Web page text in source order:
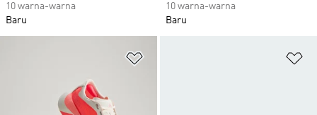
10 warna-warna
Baru
10 warna-warna
Baru